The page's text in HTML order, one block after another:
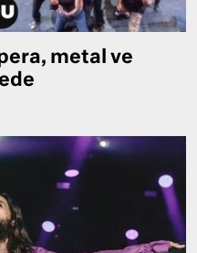
metal ve